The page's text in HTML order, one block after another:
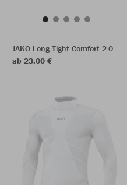
JAKO Long Tight Comfort 2.0
ab 23,00 €